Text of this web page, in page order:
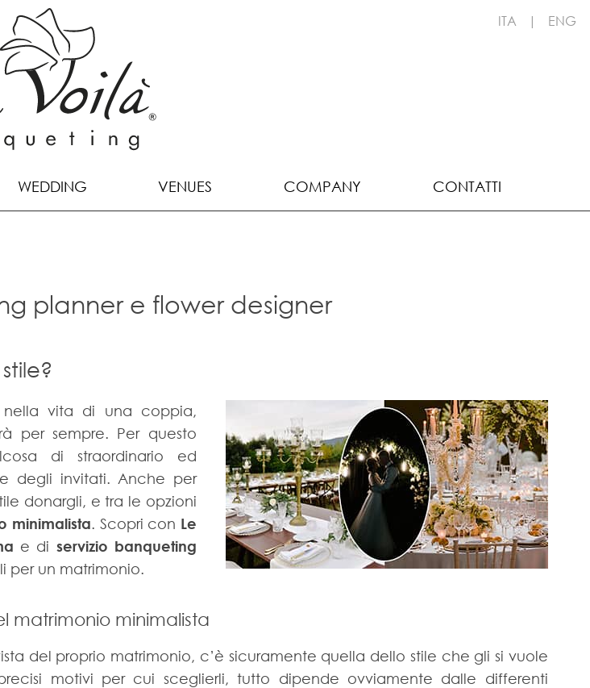
ITA | ENG
WEDDING VENUES COMPANY CONTATTI
planner e flower designer
vita di una coppia,
per sempre. Per questo
di straordinario ed
degli invitati. Anche per
donargli, e tra le opzioni
minimalista. Scopri con Le
e di servizio banqueting
per un matrimonio.
matrimonio minimalista
del proprio matrimonio, c’è sicuramente quella dello stile che gli si vuole
motivi per cui sceglierli, tutto dipende ovviamente dalle differenti